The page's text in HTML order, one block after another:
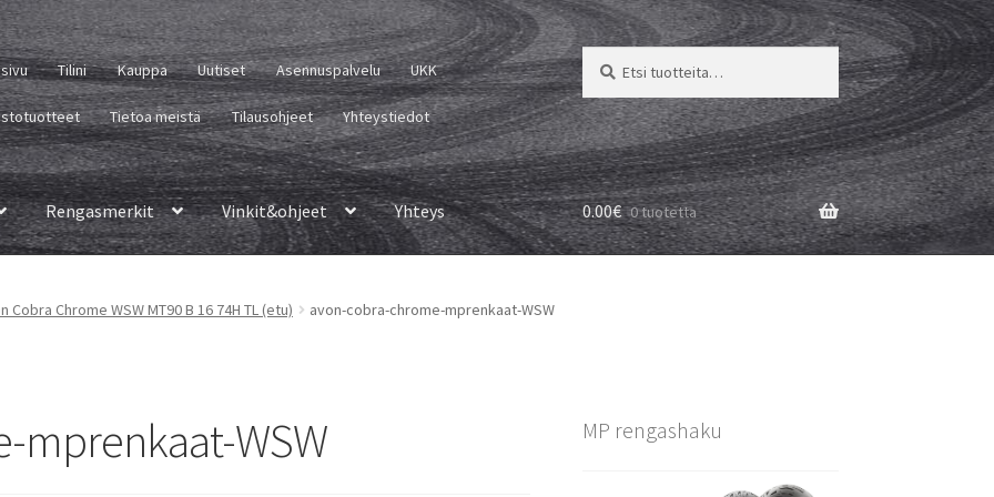
Tilini Kauppa Uutiset Asennuspalvelu UKK
Tietoa meistä Tilausohjeet Yhteystiedot
Etsi:
Haku
Rengasmerkit Vinkit&ohjeet Yhteys 0.00€ 0 tuotetta
Cobra Chrome WSW MT90 B 16 74H TL (etu) avon-cobra-chrome-mprenkaat-WSW
mprenkaat-WSW MP rengashaku